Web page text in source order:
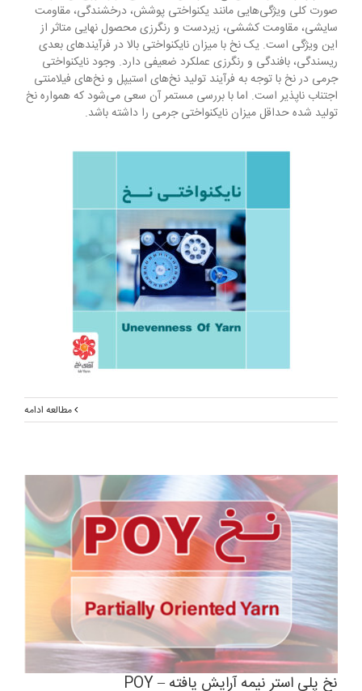
صورت کلی ویژگی‌هایی مانند یکنواختی پوشش، درخشندگی، مقاومت
سایشی، مقاومت کششی، زیردست و رنگرزی محصول نهایی متاثر از
این ویژگی است. یک نخ با میزان نایکنواختی بالا در فرآیندهای بعدی
ریسندگی، بافندگی و رنگرزی عملکرد ضعیفی دارد.­­ وجود نایکنواختی
جرمی در نخ با توجه به فرآیند تولید نخ‌های استیپل و نخ‌های فیلامنتی
اجتناب ناپذیر است. اما با بررسی مستمر آن سعی می‌شود که همواره نخ
تولید شده حداقل میزان نایکنواختی جرمی را داشته باشد.
مطالعه ادامه
نخ پلی استر نیمه آرایش یافته – POY